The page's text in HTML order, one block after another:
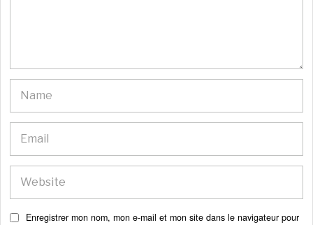
Enregistrer mon nom, mon e-mail et mon site dans le navigateur pour